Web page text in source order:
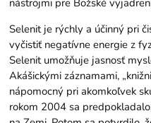
nástrojmi pre Božské
Selenit je rýchly a účinný pri
vyčistiť negatívne energie z
Selenit umožňuje jasnosť
Akášickými záznamami,
nápomocný pri akomkoľvek
rokom 2004 sa